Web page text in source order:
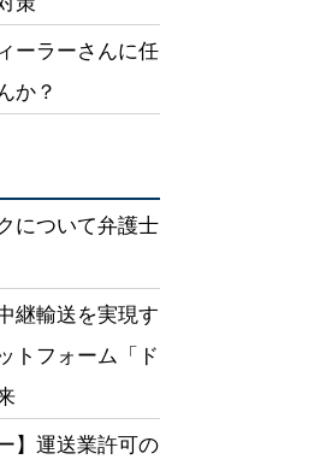
ーラーさんに任
か？
について弁護士
継輸送を実現す
トフォーム「ド
】運送業許可の